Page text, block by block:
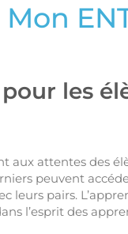
les
aux attentes des
peuvent
leurs pairs.
l’esprit des